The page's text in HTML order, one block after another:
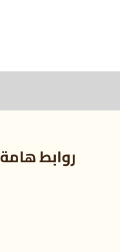
روابط هامة